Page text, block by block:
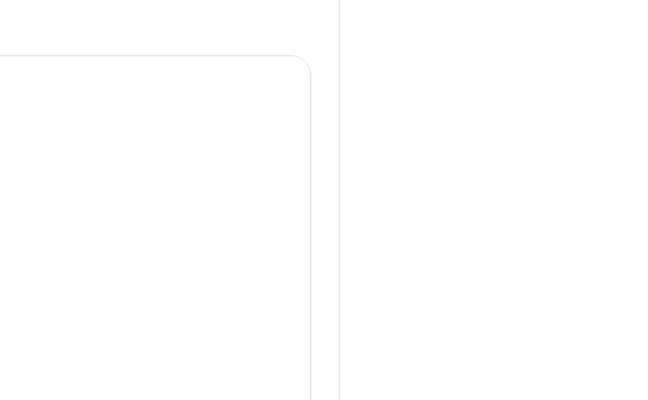
terletak di ketinggian 4.864 meter di